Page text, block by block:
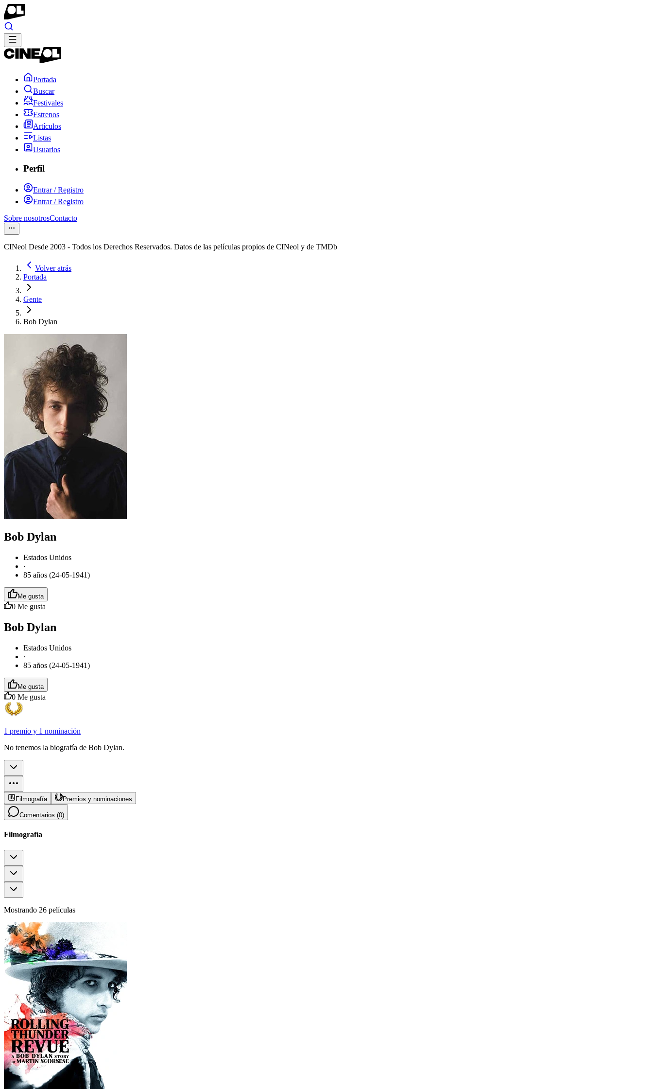
Portada
Buscar
Festivales
Estrenos
Artículos
Listas
Usuarios
Perfil
Entrar / Registro
Entrar / Registro
Sobre nosotrosContacto
CINeol Desde 2003 - Todos los Derechos Reservados. Datos de las películas propios de CINeol y de TMDb
Volver atrás
Portada
Gente
Bob Dylan
Bob Dylan
Estados Unidos
·
85 años (24-05-1941)
Me gusta
0 Me gusta
Bob Dylan
Estados Unidos
·
85 años (24-05-1941)
Me gusta
0 Me gusta
1 premio y 1 nominación
No tenemos la biografía de Bob Dylan.
Filmografía Premios y nominaciones
Comentarios (0)
Filmografía
Mostrando 26 películas